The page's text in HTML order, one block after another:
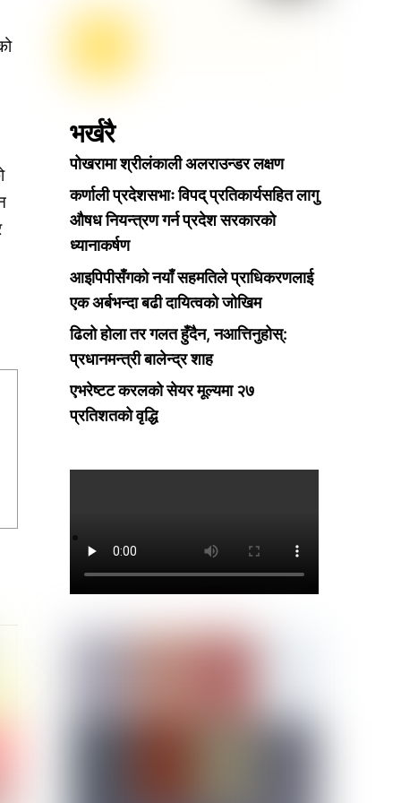
भर्खरै
पोखरामा श्रीलंकाली अलराउन्डर लक्षण
कर्णाली प्रदेशसभाः विपद् प्रतिकार्यसहित लागु
औषध नियन्त्रण गर्न प्रदेश सरकारको
ध्यानाकर्षण
आइपिपीसँगको नयाँ सहमतिले प्राधिकरणलाई
एक अर्बभन्दा बढी दायित्वको जोखिम
ढिलो होला तर गलत हुँदैन, नआत्तिनुहोस्:
प्रधानमन्त्री बालेन्द्र शाह
एभरेष्टट करलको सेयर मूल्यमा २७
प्रतिशतको वृद्धि